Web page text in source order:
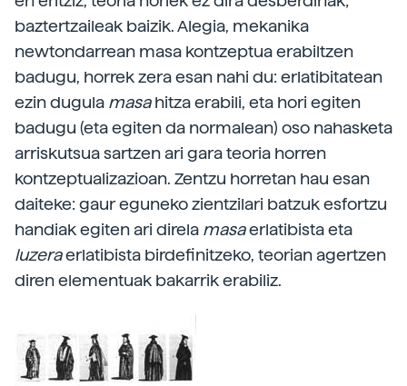
baztertzaileak baizik. Alegia, mekanika
newtondarrean masa kontzeptua erabiltzen
badugu, horrek zera esan nahi du: erlatibitatean
ezin dugula masahitza erabili, eta hori egiten
badugu (eta egiten da normalean) oso nahasketa
arriskutsua sartzen ari gara teoria horren
kontzeptualizazioan. Zentzu horretan hau esan
daiteke: gaur eguneko zientzilari batzuk esfortzu
handiak egiten ari direla masaerlatibista eta
luzeraerlatibista birdefinitzeko, teorian agertzen
diren elementuak bakarrik erabiliz.